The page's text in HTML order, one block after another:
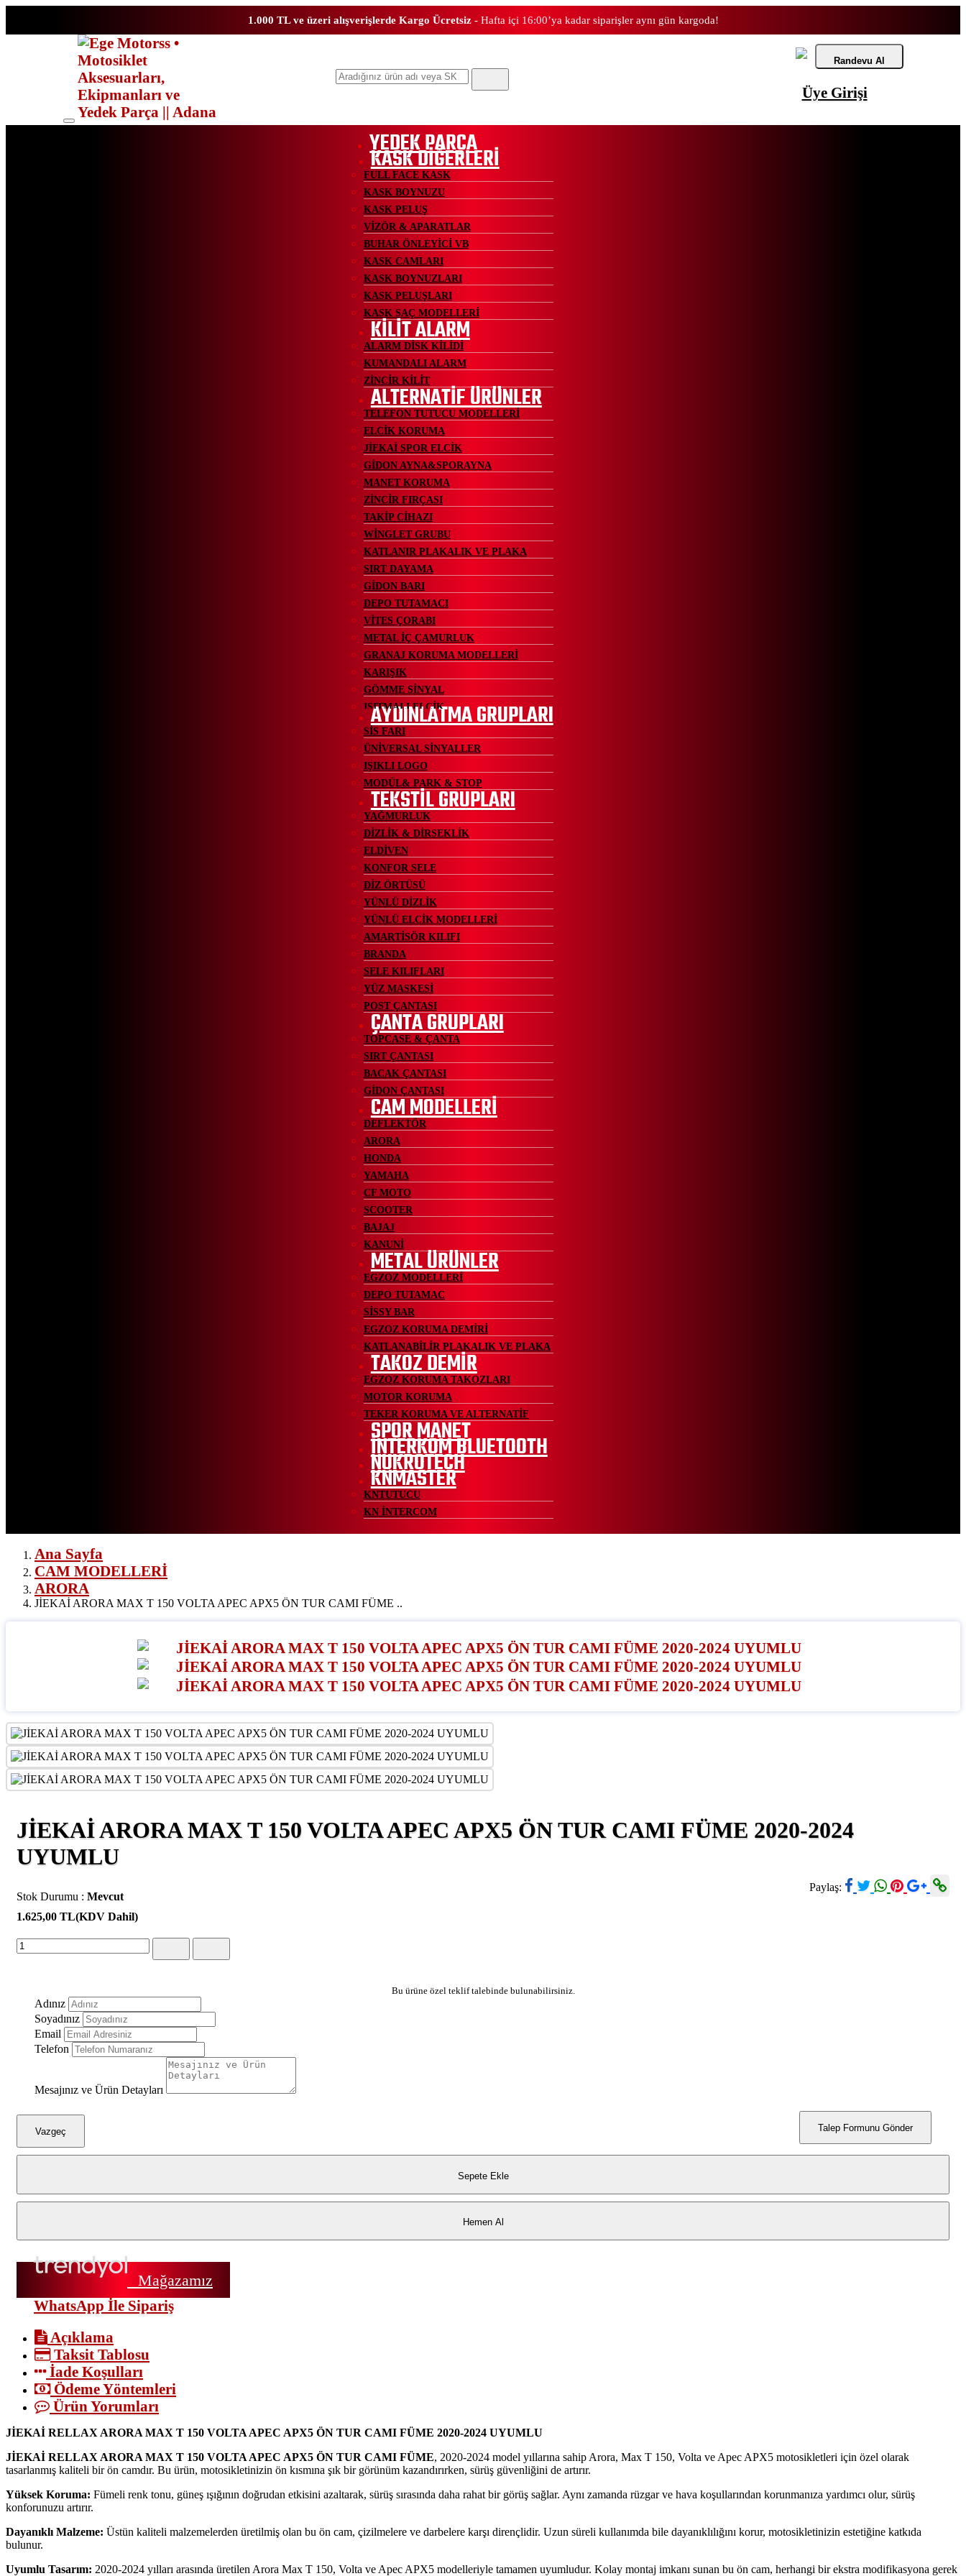
1.000 TL ve üzeri alışverişlerde Kargo Ücretsiz- Hafta içi 16:00’ya kadar siparişler aynı gün kargoda!
Toggle
Ara
Randevu Al
Üye Girişi
YEDEK PARÇA
KASK DİĞERLERİ
FULL FACE KASK
KASK BOYNUZU
KASK PELUŞ
VİZÖR & APARATLAR
BUHAR ÖNLEYİCİ VB
KASK CAMLARI
KASK BOYNUZLARI
KASK PELUŞLARI
KASK SAÇ MODELLERİ
KİLİT ALARM
ALARM DİSK KİLİDİ
KUMANDALI ALARM
ZİNCİR KİLİT
ALTERNATİF ÜRÜNLER
TELEFON TUTUCU MODELLERİ
ELCİK KORUMA
JİEKAİ SPOR ELCİK
GİDON AYNA&SPORAYNA
MANET KORUMA
ZİNCİR FIRÇASI
TAKİP CİHAZI
WİNGLET GRUBU
KATLANIR PLAKALIK VE PLAKA
SIRT DAYAMA
GİDON BARI
DEPO TUTAMACI
VİTES ÇORABI
METAL İÇ ÇAMURLUK
GRANAJ KORUMA MODELLERİ
KARIŞIK
GÖMME SİNYAL
ISITMALI ELCİK
AYDINLATMA GRUPLARI
SİS FARI
ÜNİVERSAL SİNYALLER
IŞIKLI LOGO
MODÜL& PARK & STOP
TEKSTİL GRUPLARI
YAĞMURLUK
DİZLİK & DİRSEKLİK
ELDİVEN
KONFOR SELE
DİZ ÖRTÜSÜ
YÜNLÜ DİZLİK
YÜNLÜ ELCİK MODELLERİ
AMARTİSÖR KILIFI
BRANDA
SELE KILIFLARI
YÜZ MASKESİ
POST ÇANTASI
ÇANTA GRUPLARI
TOPCASE & ÇANTA
SIRT ÇANTASI
BACAK ÇANTASI
GİDON ÇANTASI
CAM MODELLERİ
DEFLEKTÖR
ARORA
HONDA
YAMAHA
CF MOTO
SCOOTER
BAJAJ
KANUNİ
METAL ÜRÜNLER
EGZOZ MODELLERİ
DEPO TUTAMAC
SİSSY BAR
EGZOZ KORUMA DEMİRİ
KATLANABİLİR PLAKALIK VE PLAKA
TAKOZ DEMİR
EGZOZ KORUMA TAKOZLARI
MOTOR KORUMA
TEKER KORUMA VE ALTERNATİF
SPOR MANET
İNTERKOM BLUETOOTH
NUKROTECH
KNMASTER
KNTUTUCU
KN İNTERCOM
Ana Sayfa
CAM MODELLERİ
ARORA
JİEKAİ ARORA MAX T 150 VOLTA APEC APX5 ÖN TUR CAMI FÜME ..
JİEKAİ ARORA MAX T 150 VOLTA APEC APX5 ÖN TUR CAMI FÜME 2020-2024
UYUMLU
Paylaş:
Stok Durumu : Mevcut
1.625,00 TL(KDV Dahil)
Bu ürüne özel teklif talebinde bulunabilirsiniz.
Adınız
Soyadınız
Email
Telefon
Mesajınız ve Ürün Detayları
Talep Formunu Gönder
Vazgeç
Sepete Ekle
Hemen Al
Mağazamız
WhatsApp İle Sipariş
Açıklama
Taksit Tablosu
İade Koşulları
Ödeme Yöntemleri
Ürün Yorumları
JİEKAİ RELLAX ARORA MAX T 150 VOLTA APEC APX5 ÖN TUR CAMI FÜME 2020-2024 UYUMLU
JİEKAİ RELLAX ARORA MAX T 150 VOLTA APEC APX5 ÖN TUR CAMI FÜME, 2020-2024 model yıllarına sahip Arora, Max T 150, Volta ve Apec APX5 motosikletleri için özel olarak
tasarlanmış kaliteli bir ön camdır. Bu ürün, motosikletinizin ön kısmına şık bir görünüm kazandırırken, sürüş güvenliğini de artırır.
Yüksek Koruma: Fümeli renk tonu, güneş ışığının doğrudan etkisini azaltarak, sürüş sırasında daha rahat bir görüş sağlar. Aynı zamanda rüzgar ve hava koşullarından korunmanıza yardımcı olur, sürüş
konforunuzu artırır.
Dayanıklı Malzeme: Üstün kaliteli malzemelerden üretilmiş olan bu ön cam, çizilmelere ve darbelere karşı dirençlidir. Uzun süreli kullanımda bile dayanıklılığını korur, motosikletinizin estetiğine katkıda
bulunur.
Uyumlu Tasarım: 2020-2024 yılları arasında üretilen Arora Max T 150, Volta ve Apec APX5 modelleriyle tamamen uyumludur. Kolay montaj imkanı sunan bu ön cam, herhangi bir ekstra modifikasyona gerek